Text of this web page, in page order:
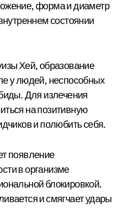
форма и диаметр
состоянии
Хей, образование
у людей, неспособных
Для излечения
на позитивную
и полюбить себя.
появление
в организме
блокировкой.
и смягчает удары